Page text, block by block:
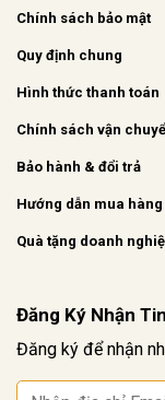
Chính sách bảo mật
Quy định chung
Hình thức thanh toán
Chính sách vận
Bảo hành & đổi trả
Hướng dẫn mua hàng
Quà tặng doanh
Đăng Ký Nhận Tin
Đăng ký để nhận